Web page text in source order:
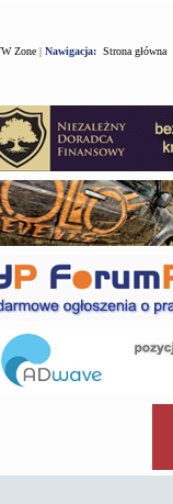
Zone| Nawigacja: Strona główna